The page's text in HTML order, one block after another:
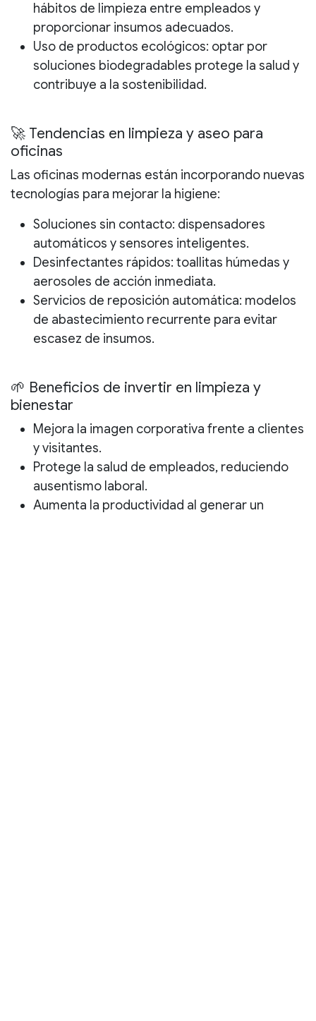
hábitos de limpieza entre empleados y
proporcionar insumos adecuados.
Uso de productos ecológicos: optar por
soluciones biodegradables protege la salud y
contribuye a la sostenibilidad.
🚀 Tendencias en limpieza y aseo para
oficinas
Las oficinas modernas están incorporando nuevas
tecnologías para mejorar la higiene:
Soluciones sin contacto: dispensadores
automáticos y sensores inteligentes.
Desinfectantes rápidos: toallitas húmedas y
aerosoles de acción inmediata.
Servicios de reposición automática: modelos
de abastecimiento recurrente para evitar
escasez de insumos.
🌱 Beneficios de invertir en limpieza y
bienestar
Mejora la imagen corporativa frente a clientes
y visitantes.
Protege la salud de empleados, reduciendo
ausentismo laboral.
Aumenta la productividad al generar un